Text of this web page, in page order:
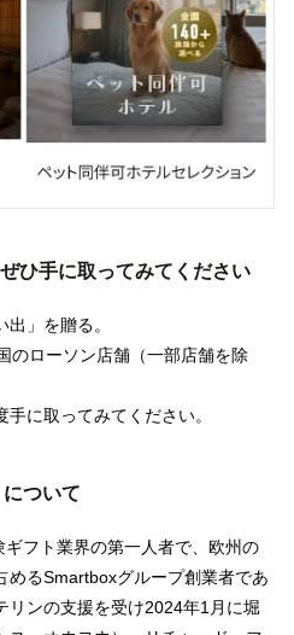
ひ手に取ってみてください
」を贈る。
のローソン店舗（一部店舗を除
に取ってみてください。
ついて
フト業界の第一人者で、欧州の
めるSmartboxグループ創業者であ
リンの支援を受け2024年1月に堀